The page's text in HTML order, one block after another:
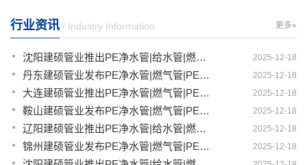
更多»
行业资讯 / Industry Information
2025-12-18
沈阳建硕管业推出PE净水管|给水管|燃气管|PERT供热管|电力护套管一体化智造解决方案
2025-12-18
丹东建硕管业发布PE净水管|燃气管|PERT供热管|电力护套管|农田灌溉管智能生产新范式
2025-12-18
大连建硕管业推出PE净水管|燃气管|PERT供热管|电力护套管|农田灌溉管融合智造新生态
2025-12-18
鞍山建硕管业发布PE净水管|燃气管|PERT供热管|电力护套管|农田灌溉管全链路应用新方案
2025-12-18
辽阳建硕管业推出PE净水管|给水管|燃气管|PERT供热管|电力护套管多维融合智造平台
2025-12-18
锦州建硕管业发布PE净水管|燃气管|PERT供热管|电力护套管|农田灌溉管智慧应用生态体系